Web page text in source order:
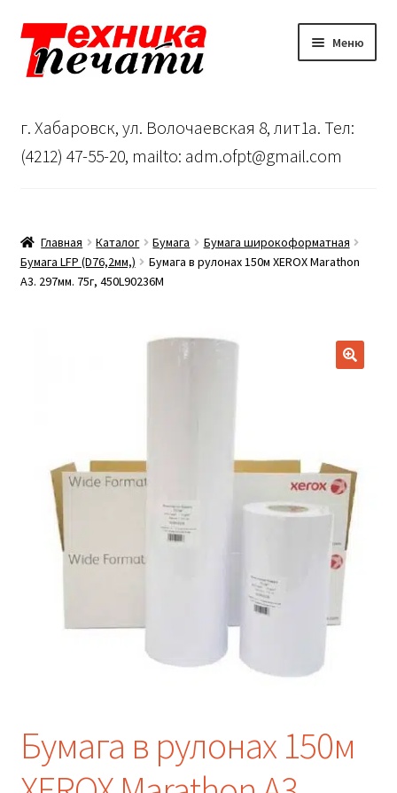
Перейти
навигации
Перейти
содержимому
Меню
Сервисный центр
…
Корзина
г. Хабаровск, ул. Волочаевская 8, лит1а. Тел:
(4212) 47-55-20, mailto: adm.ofpt@gmail.com
Главная Каталог Бумага
Бумага широкоформатная
Бумага LFP (D76,2мм,)
Бумага в рулонах 150м XEROX Marathon
A3. 297мм. 75г, 450L90236M
Бумага в рулонах 150м